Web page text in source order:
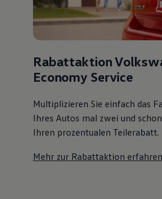
Rabattaktion
Economy Service
Multiplizieren Sie einfach das
Ihres Autos mal zwei und
Ihren prozentualen Teilerabatt.
Mehr zur Rabattaktion erfahren